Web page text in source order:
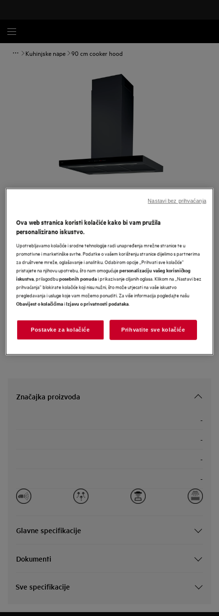
Kuhinjske nape 90 cm cooker hood
Povećaj
GI87D91CB
AEG 8000 Island Hood kuhinjska
napa širine 90 cm
Informacijski list proizvoda
Sigurnosne upute i sigurnosna upozorenja prema EU regulativi
2023/988 navedeni su u poglavljima 1 i 2 korisničkog priručnika.
Za sigurno korištenje proizvoda pročitajte cijeli korisnički
priručnik.
Značajka proizvoda
-
-
-
-
Glavne specifikacije
Dokumenti
Sve specifikacije
Ova web stranica koristi kolačiće kako bi vam pružila
personalizirano iskustvo.
Upotrebljavamo kolačiće i srodne tehnologije radi unapređenja mrežne stranice te u
promotivne i marketinške svrhe. Podatke o vašem korištenju stranice dijelimo s partnerima
za društvene mreže, oglašavanje i analitiku. Odabirom opcije „Prihvati sve kolačiće”
pristajete na njihovu upotrebu, što nam omogućujepersonalizaciju vašeg korisničkog
iskustva, prilagodbuposebnih ponudai prikazivanje ciljanih oglasa. Klikom na „Nastavi bez
prihvaćanja” blokirate kolačiće koji nisu nužni, što može utjecati na vaše iskustvo
pregledavanja i usluge koje vam možemo ponuditi. Za više informacija pogledajte našu
Obavijest o kolačićimaiIzjavu o privatnosti podataka.
Postavke za kolačiće Prihvatite sve kolačiće
Nastavi bez prihvaćanja